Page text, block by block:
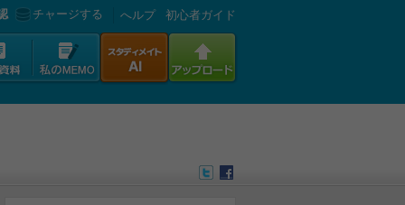
チャージする へルプ 初心者ガイド